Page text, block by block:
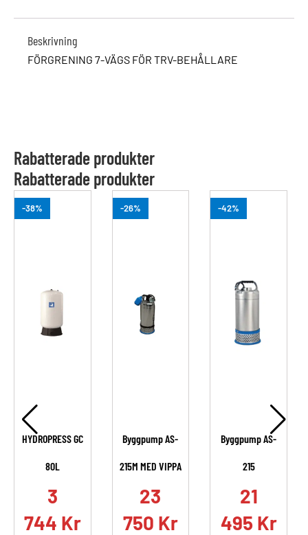
Beskrivning
FÖRGRENING 7-VÄGS FÖR TRV-BEHÅLLARE
Rabatterade produkter
Rabatterade produkter
-38%
HYDROPRESS GC
80L
3
744 Kr
-26%
Byggpump AS-
215M MED VIPPA
23
750 Kr
-42%
Byggpump AS-
215
21
495 Kr